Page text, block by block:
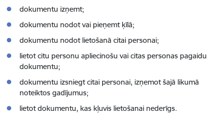
dokumentu izņemt;
dokumentu nodot vai pieņemt ķīlā;
dokumentu nodot lietošanā citai personai;
lietot citu personu apliecinošu vai citas personas pagaidu
dokumentu;
dokumentu izsniegt citai personai, izņemot šajā likumā
noteiktos gadījumus;
lietot dokumentu, kas kļuvis lietošanai nederīgs.